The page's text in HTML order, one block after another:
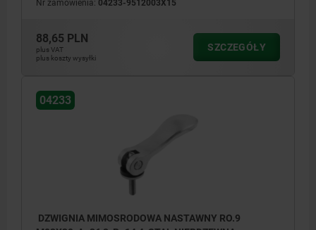
Nr zamówienia: 04233-9512003X15
88,65 PLN
plus VAT
plus koszty wysyłki
SZCZEGÓŁY
04233
DZWIGNIA MIMOSRODOWA NASTAWNY RO.9